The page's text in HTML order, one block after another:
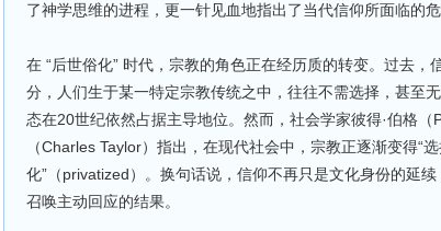
了神学思维的进程，更一针见血地指出了当代信仰所面临的危
在 “后世俗化” 时代，宗教的角色正在经历质的转变。过去，
分，人们生于某一特定宗教传统之中，往往不需选择，甚至
态在20世纪依然占据主导地位。然而，社会学家彼得·伯格（
（Charles Taylor）指出，在现代社会中，宗教正逐渐变得“
化”（privatized）。换句话说，信仰不再只是文化身份的延
召唤主动回应的结果。